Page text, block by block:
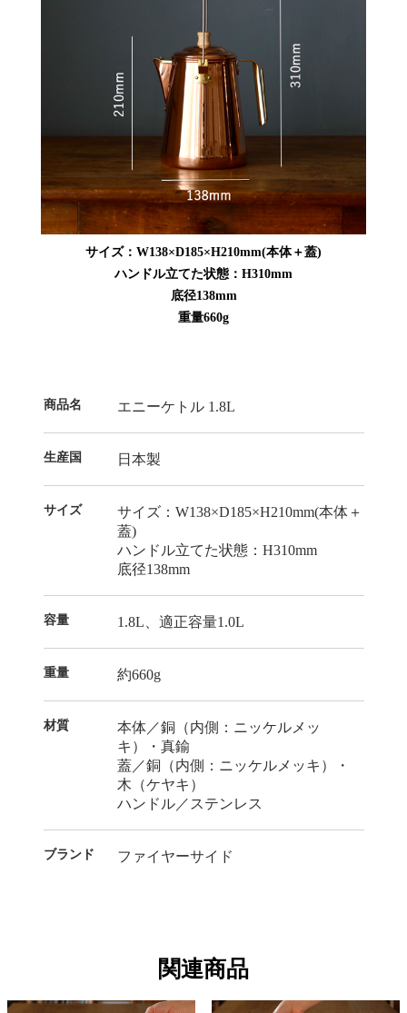
サイズ：W138×D185×H210mm(本体＋蓋)
ハンドル立てた状態：H310mm
底径138mm
重量660g
商品名 エニーケトル 1.8L
生産国 日本製
サイズ
サイズ：W138×D185×H210mm(本体＋
蓋)
ハンドル立てた状態：H310mm
底径138mm
容量 1.8L、適正容量1.0L
重量 約660g
材質
本体／銅（内側：ニッケルメッ
キ）・真鍮
蓋／銅（内側：ニッケルメッキ）・
木（ケヤキ）
ハンドル／ステンレス
ブランド ファイヤーサイド
関連商品